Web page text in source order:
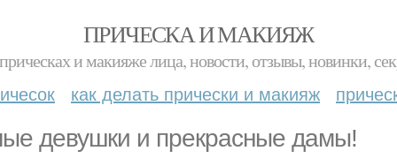
ПРИЧЕСКА И МАКИЯЖ
и макияже лица, новости, отзывы, новинки,
как делать прически и макияж
девушки и прекрасные дамы!